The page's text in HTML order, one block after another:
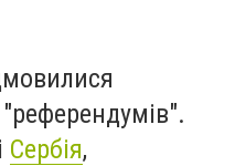
Сербія,